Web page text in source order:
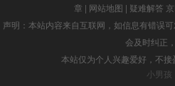
章 | 网站地图 | 疑难解答
声明：本站内容来自互联网，如信息有错误
会及时纠正
本站仅为个人兴趣爱好，不
小男孩